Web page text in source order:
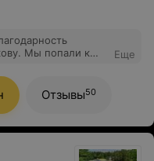
Мы попали к
Александрович не
никто до него
лечения.
положено!
поклон!
Еще
Отзывы50